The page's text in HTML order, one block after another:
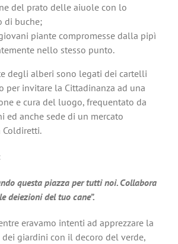
del prato delle aiuole con lo
di buche;
piante compromesse dalla pipì
nello stesso punto.
degli alberi sono legati dei cartelli
per invitare la Cittadinanza ad una
e cura del luogo, frequentato da
ed anche sede di un mercato
questa piazza per tutti noi. Collabora
deiezioni del tuo cane”.
eravamo intenti ad apprezzare la
giardini con il decoro del verde,